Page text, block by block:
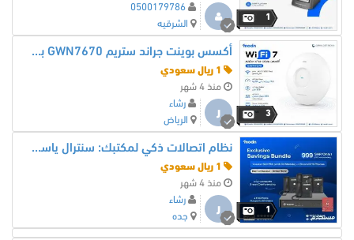
1
0500179786
الشرقيه
3
أكسس بوينت جراند ستريم GWN7670 بتقنية Wi-Fi 7 المتطورة
منذ 4 شهر
ر
رشاء
الرياض
1
نظام اتصالات ذكي لمكتبك: سنترال ياستار S20 مع 4 هواتف سنوم IP بسعر توفيري (999 ريال)
منذ 4 شهر
ر
رشاء
جده